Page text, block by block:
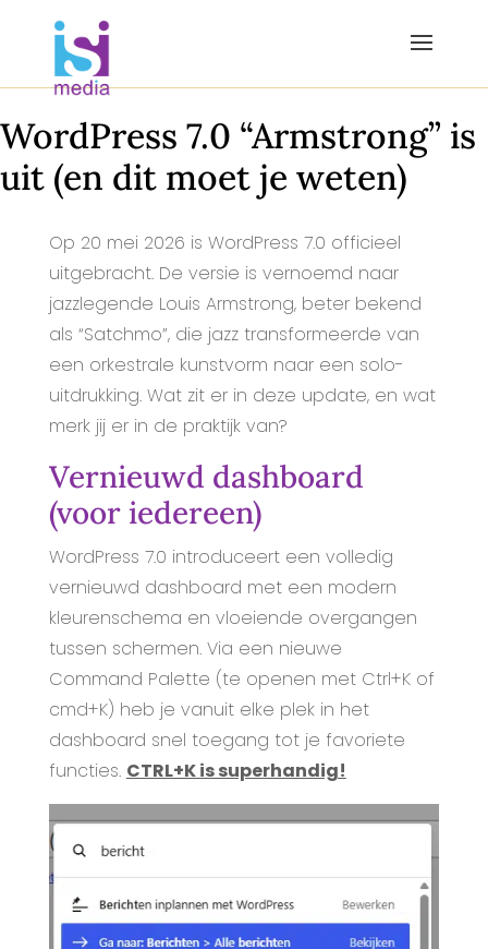
WordPress 7.0 “Armstrong” is
uit (en dit moet je weten)
Op 20 mei 2026 is WordPress 7.0 officieel
uitgebracht. De versie is vernoemd naar
jazzlegende Louis Armstrong, beter bekend
als “Satchmo”, die jazz transformeerde van
een orkestrale kunstvorm naar een solo-
uitdrukking. Wat zit er in deze update, en wat
merk jij er in de praktijk van?
Vernieuwd dashboard
(voor iedereen)
WordPress 7.0 introduceert een volledig
vernieuwd dashboard met een modern
kleurenschema en vloeiende overgangen
tussen schermen. Via een nieuwe
Command Palette (te openen met Ctrl+K of
cmd+K) heb je vanuit elke plek in het
dashboard snel toegang tot je favoriete
functies. CTRL+K is superhandig!